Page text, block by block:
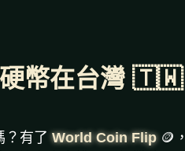
幣在台灣
？有了 World Coin Flip🪙